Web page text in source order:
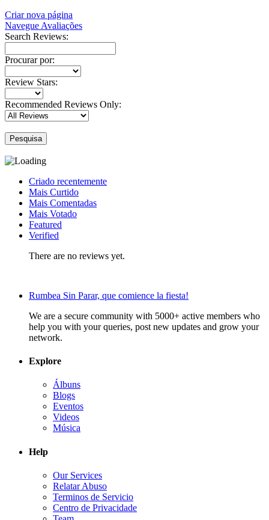
Criar nova página
Navegue Avaliações
Search Reviews:
Procurar por:
Review Stars:
Recommended Reviews Only:
Pesquisa
Criado recentemente
Mais Curtido
Mais Comentadas
Mais Votado
Featured
Verified
There are no reviews yet.
Rumbea Sin Parar, que comience la fiesta!
We are a secure community with 5000+ active members who
help you with your queries, post new updates and grow your
network.
Explore
Álbuns
Blogs
Eventos
Videos
Música
Help
Our Services
Relatar Abuso
Terminos de Servicio
Centro de Privacidade